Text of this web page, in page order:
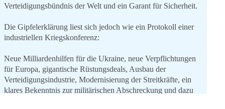
Verteidigungsbündnis der Welt und ein Garant für Sicherheit.
Die Gipfelerklärung liest sich jedoch wie ein Protokoll einer
industriellen Kriegskonferenz:
Neue Milliardenhilfen für die Ukraine, neue Verpflichtungen
für Europa, gigantische Rüstungsdeals, Ausbau der
Verteidigungsindustrie, Modernisierung der Streitkräfte, ein
klares Bekenntnis zur militärischen Abschreckung und dazu